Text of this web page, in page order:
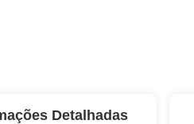
Detalhadas